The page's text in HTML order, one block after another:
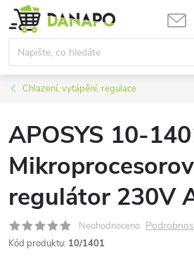
Přejít
na
obsah
Chlazení, vytápění, regulace
APOSYS 10-
regulátor 230V
Neohodnoceno
Kód produktu: 10/1401